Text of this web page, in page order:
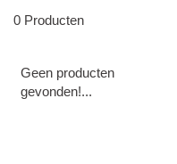
0 Producten
Geen producten
gevonden!...